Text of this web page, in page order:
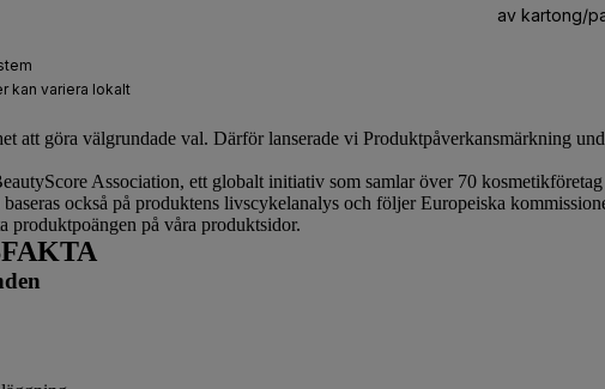
att göra välgrundade val. Därför lanserade vi Produktpåverkansmärkning
Association, ett globalt initiativ som samlar över 70
också på produktens livscykelanalys och följer Europeiska
produktpoängen på våra produktsidor.